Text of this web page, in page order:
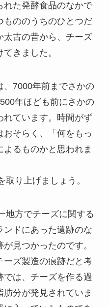
れた発酵食品のなかで
もののうちのひとつだ
太古の昔から、チーズ
きました。
、7000年前までさかの
年ほども前にさかの
れています。時間がず
そらく、「何をもっ
るものかと思われま
り上げましょう。
地方でチーズに関する
ドにあった遺跡のな
見つかったのです。
ーズ製造の痕跡だと考
では、チーズを作る過
分が発見されていま